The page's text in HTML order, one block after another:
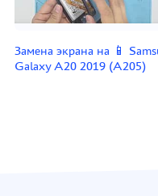
Замена экрана на 📱
Galaxy A20 2019 (A205)